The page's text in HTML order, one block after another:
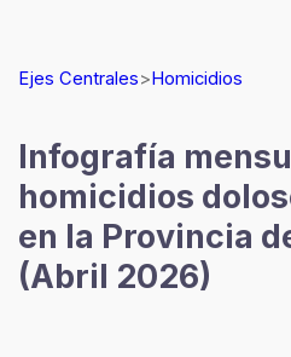
Ejes Centrales>Homicidios
Infografía
homicidios
en la Provincia
(Abril 2026)